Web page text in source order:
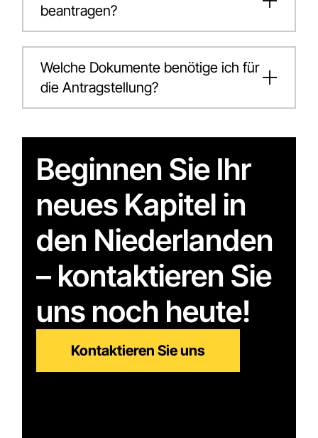
beantragen?
Welche Dokumente benötige ich für
die Antragstellung?
Beginnen Sie Ihr
neues Kapitel in
den Niederlanden
– kontaktieren Sie
uns noch heute!
Kontaktieren Sie uns